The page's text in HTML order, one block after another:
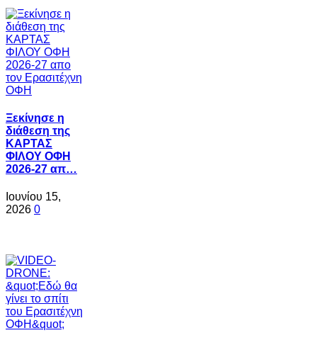
Ξεκίνησε η
διάθεση της
ΚΑΡΤΑΣ
ΦΙΛΟΥ ΟΦΗ
2026-27 απ…
Ιουνίου 15,
2026 0